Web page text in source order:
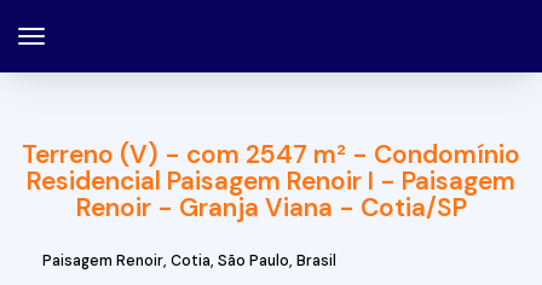
Terreno (V) - com 2547 m² - Condomínio
Residencial Paisagem Renoir I - Paisagem
Renoir - Granja Viana - Cotia/SP
Paisagem Renoir, Cotia, São Paulo, Brasil